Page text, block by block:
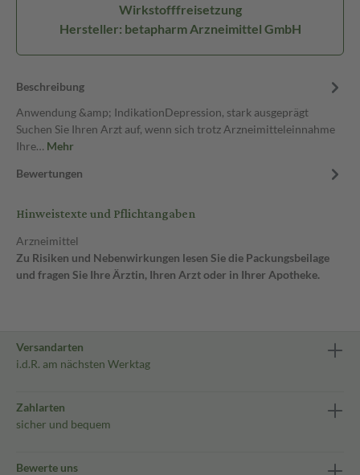
Wirkstofffreisetzung
Hersteller: betapharm Arzneimittel GmbH
Beschreibung
Anwendung &amp; IndikationDepression, stark ausgeprägt
Suchen Sie Ihren Arzt auf, wenn sich trotz Arzneimitteleinnahme
Ihre… Mehr
Bewertungen
Hinweistexte und Pflichtangaben
Arzneimittel
Zu Risiken und Nebenwirkungen lesen Sie die Packungsbeilage
und fragen Sie Ihre Ärztin, Ihren Arzt oder in Ihrer Apotheke.
Versandarten
i.d.R. am nächsten Werktag
Zahlarten
sicher und bequem
Bewerte uns